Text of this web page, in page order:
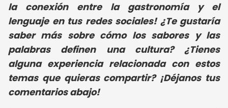
la conexión entre la gastronomía y el
lenguaje en tus redes sociales! ¿Te gustaría
saber más sobre cómo los sabores y las
palabras definen una cultura? ¿Tienes
alguna experiencia relacionada con estos
temas que quieras compartir? ¡Déjanos tus
comentarios abajo!